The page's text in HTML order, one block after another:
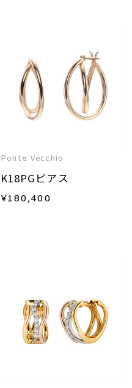
Ponte Vecchio
K18PGピアス
¥180,400